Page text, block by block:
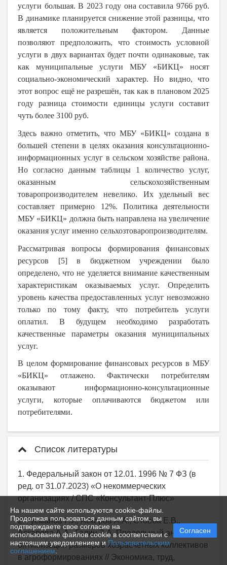
На нашем сайте используются cookie-файлы.
Продолжая пользоваться данным сайтом, вы
подтверждаете свое согласие на
использование файлов cookie в соответствии с
настоящим уведомлением и Пользовательским
соглашением
Согласен
услуги большая. В 2023 году она составила 9766 руб.
В динамике планируется снижение этой разницы, что
является положительным фактором. Данные
позволяют предположить, что стоимость условной
услуги в двух вариантах будет почти одинаковые, так
как муниципальные услуги МБУ «БИКЦ» носят
социально-экономический характер. Но видно, что
этот вопрос ещё не разрешён, так как в плановом 2025
году разница стоимости единицы услуги составит
чуть более 3100 руб.
Здесь важно отметить, что МБУ «БИКЦ» создана в
большей степени в целях оказания консультационно-
информационных услуг в сельском хозяйстве района.
Но согласно данным таблицы 1 количество услуг,
оказанным сельскохозяйственным
товаропроизводителем невелико. Их удельный вес
составляет примерно 12%. Политика деятельности
МБУ «БИКЦ» должна быть направлена на увеличение
оказания услуг именно сельхозтоваропроизводителям.
Рассматривая вопросы формирования финансовых
ресурсов [5] в бюджетном учреждении было
определено, что не уделяется внимание качественным
характеристикам оказываемых услуг. Определить
уровень качества предоставленных услуг невозможно
только по тому факту, что потребитель услуги
оплатил. В будущем необходимо разработать
качественные параметры оказания муниципальных
услуг.
В целом формирование финансовых ресурсов в МБУ
«БИКЦ» отлажено. Фактически потребителям
оказывают информационно-консультационные
услуги, которые оплачиваются бюджетом или
потребителями.
Список литературы
1. Федеральный закон от 12.01. 1996 № 7 ФЗ (в
ред. от 31.07.2023) «О некоммерческих
организациях / СПС «Консультант-Плюс»
2. Гусманов Р.У., Аскаров А.А., Стовба Е.В.,
Аскарова А.А., Галин З.А. Предельный анализ и
оптимизация размеров хозрасчетных коллективов
в агроформированиях // Экономика, труд,